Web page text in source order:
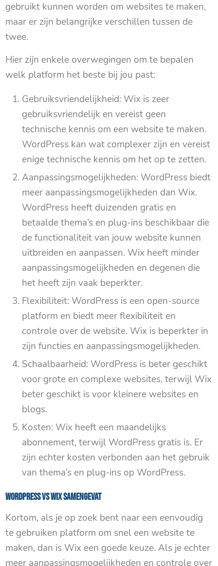
gebruikt kunnen worden om websites te maken,
maar er zijn belangrijke verschillen tussen de
twee.
Hier zijn enkele overwegingen om te bepalen
welk platform het beste bij jou past:
Gebruiksvriendelijkheid: Wix is zeer
gebruiksvriendelijk en vereist geen
technische kennis om een website te maken.
WordPress kan wat complexer zijn en vereist
enige technische kennis om het op te zetten.
Aanpassingsmogelijkheden: WordPress biedt
meer aanpassingsmogelijkheden dan Wix.
WordPress heeft duizenden gratis en
betaalde thema’s en plug-ins beschikbaar die
de functionaliteit van jouw website kunnen
uitbreiden en aanpassen. Wix heeft minder
aanpassingsmogelijkheden en degenen die
het heeft zijn vaak beperkter.
Flexibiliteit: WordPress is een open-source
platform en biedt meer flexibiliteit en
controle over de website. Wix is beperkter in
zijn functies en aanpassingsmogelijkheden.
Schaalbaarheid: WordPress is beter geschikt
voor grote en complexe websites, terwijl Wix
beter geschikt is voor kleinere websites en
blogs.
Kosten: Wix heeft een maandelijks
abonnement, terwijl WordPress gratis is. Er
zijn echter kosten verbonden aan het gebruik
van thema’s en plug-ins op WordPress.
WordPress VS WIX samengevat
Kortom, als je op zoek bent naar een eenvoudig
te gebruiken platform om snel een website te
maken, dan is Wix een goede keuze. Als je echter
meer aanpassingsmogelijkheden en controle over